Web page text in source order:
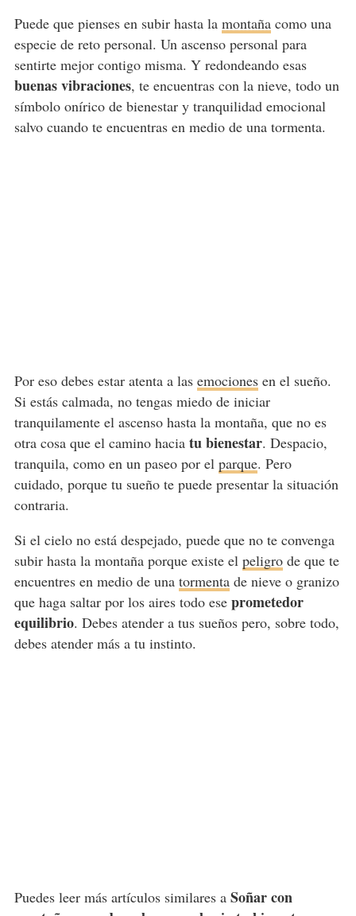
Puede que pienses en subir hasta la montañacomo una
especie de reto personal. Un ascenso personal para
sentirte mejor contigo misma. Y redondeando esas
buenas vibraciones, te encuentras con la nieve, todo un
símbolo onírico de bienestar y tranquilidad emocional
salvo cuando te encuentras en medio de una tormenta.
Por eso debes estar atenta a las emocionesen el sueño.
Si estás calmada, no tengas miedo de iniciar
tranquilamente el ascenso hasta la montaña, que no es
otra cosa que el camino hacia tu bienestar. Despacio,
tranquila, como en un paseo por el parque. Pero
cuidado, porque tu sueño te puede presentar la situación
contraria.
Si el cielo no está despejado, puede que no te convenga
subir hasta la montaña porque existe el peligrode que te
encuentres en medio de una tormentade nieve o granizo
que haga saltar por los aires todo ese prometedor
equilibrio. Debes atender a tus sueños pero, sobre todo,
debes atender más a tu instinto.
Puedes leer más artículos similares a Soñar con